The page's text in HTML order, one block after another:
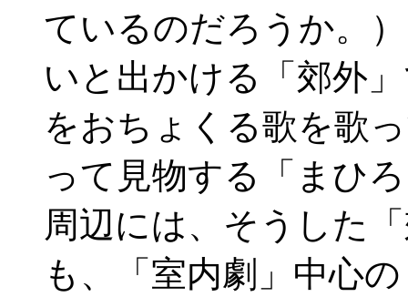
ているのだろうか。
いと出かける「郊外
をおちょくる歌を歌
って見物する「まひ
周辺には、そうした
も、「室内劇」中心